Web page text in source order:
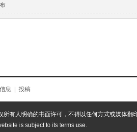
息 投稿
所有人明确的书面许可，不得以任何方式或媒体翻
is subject to its terms use.